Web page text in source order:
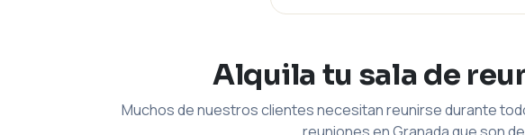
Alquila tu sala de
Muchos de nuestros clientes necesitan reunirse durante